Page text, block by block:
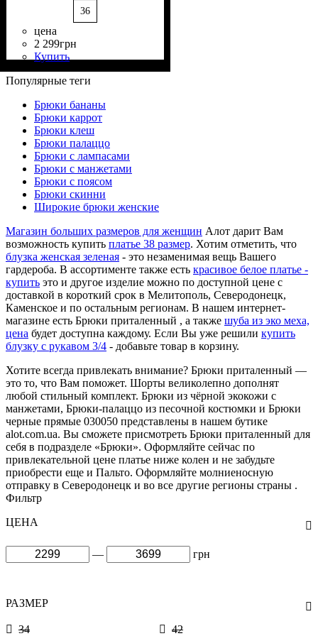
36
цена
2 299грн
Купить
Состав ткани
Полиэстер
Крой: приталенный
Длина: длинные
Стиль: casual
Популярные теги
Брюки бананы
Брюки каррот
Брюки клеш
Брюки палаццо
Брюки с лампасами
Брюки с манжетами
Брюки с поясом
Брюки скинни
Широкие брюки женские
Магазин больших размеров для женщин Алот дарит Вам
возможность купить платье 38 размер. Хотим отметить, что
блузка женская зеленая - это незаменимая вещь Вашего
гардероба. В ассортименте также есть красивое белое платье -
купить это и другое изделие можно по доступной цене с
доставкой в короткий срок в Мелитополь, Северодонецк,
Каменское и по остальным регионам. В нашем интернет-
магазине есть Брюки приталенный , а также шуба из эко меха,
цена будет доступна каждому. Если Вы уже решили купить
блузку с рукавом 3/4 - добавьте товар в корзину.
Хотите всегда привлекать внимание? Брюки приталенный —
это то, что Вам поможет. Шорты великолепно дополнят
любой стильный комплект. Брюки из чёрной экокожи с
манжетами, Брюки-палаццо из песочной костюмки и Брюки
черные прямые 030050 представлены в нашем бутике
alot.com.ua. Вы сможете присмотреть Брюки приталенный для
себя в подразделе «Брюки». Оформляйте сейчас по
привлекательной цене платье ниже колен и не забудьте
приобрести еще и Пальто. Оформляйте молниеносную
отправку в Северодонецк и во все другие регионы страны .
Фильтр
ЦЕНА
— грн
РАЗМЕР
34 42